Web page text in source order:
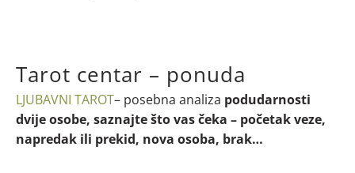
Tarot centar – ponuda
LJUBAVNI TAROT– posebna analiza podudarnosti
dvije osobe, saznajte što vas čeka – početak veze,
napredak ili prekid, nova osoba, brak…